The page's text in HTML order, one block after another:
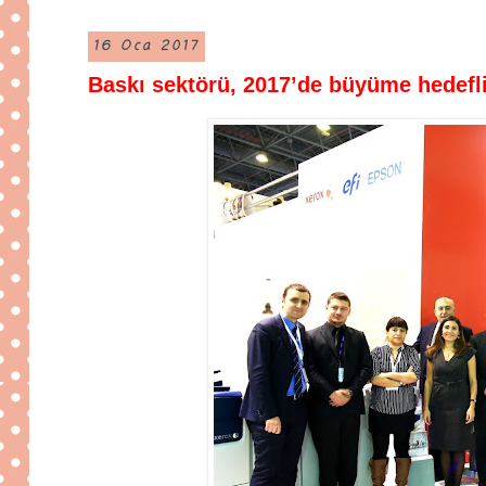
16 Oca 2017
Baskı sektörü, 2017’de büyüme